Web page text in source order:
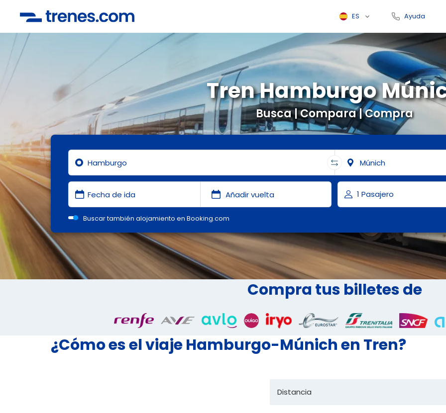
ES Ayuda
Busca | Compara | Compra
Tren Hamburgo
Buscar también alojamiento en Booking.com
Compra tus billetes de
¿Cómo es el viaje Hamburgo-Múnich en Tren?
Distancia